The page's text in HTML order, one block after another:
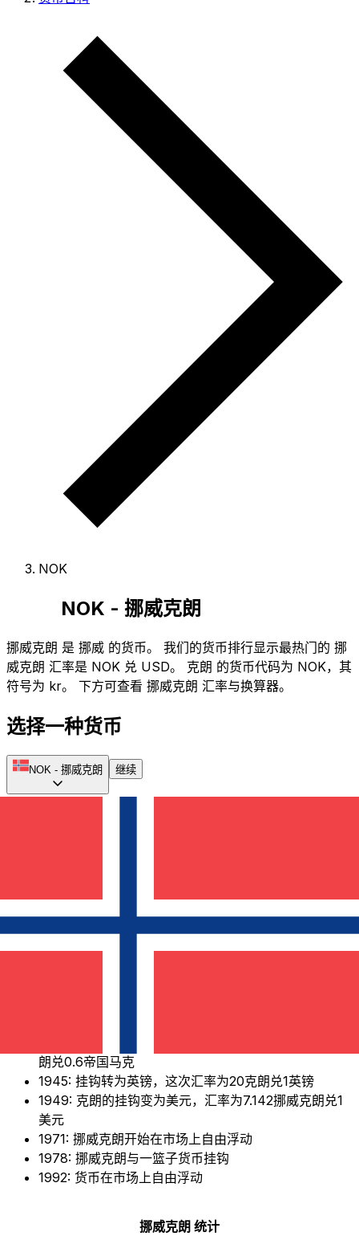
NOK
NOK - 挪威克朗
挪威克朗 是 挪威 的货币。 我们的货币排行显示最热门的 挪
威克朗 汇率是 NOK 兑 USD。 克朗 的货币代码为 NOK，其
符号为 kr。 下方可查看 挪威克朗 汇率与换算器。
选择一种货币
NOK - 挪威克朗 继续
克朗作为官方货币。该联盟持续到1914年，尽管所有国家在
此之后仍保留各自的货币。挪威克朗在金本位制上浮动，并且
在不同汇率下与多种货币挂钩。
朗兑0.6帝国马克
1945: 挂钩转为英镑，这次汇率为20克朗兑1英镑
1949: 克朗的挂钩变为美元，汇率为7.142挪威克朗兑1
美元
1971: 挪威克朗开始在市场上自由浮动
1978: 挪威克朗与一篮子货币挂钩
1992: 货币在市场上自由浮动
挪威克朗 统计